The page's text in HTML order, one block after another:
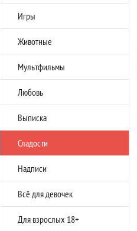
Игры
Животные
Мультфильмы
Любовь
Выписка
Сладости
Надписи
Всё для девочек
Для взрослых 18+